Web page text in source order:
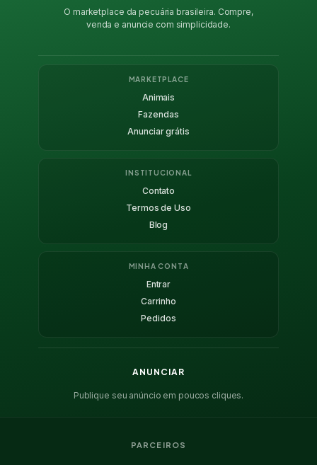
O marketplace da pecuária brasileira. Compre,
venda e anuncie com simplicidade.
MARKETPLACE
Animais
Fazendas
Anunciar grátis
INSTITUCIONAL
Contato
Termos de Uso
Blog
MINHA CONTA
Entrar
Carrinho
Pedidos
ANUNCIAR
Publique seu anúncio em poucos cliques.
PARCEIROS